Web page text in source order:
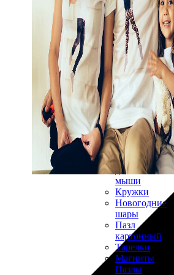
30х40
20х45
30х60
30х90
40х40
40х60
50х70
Пенокартон
Модульные
картины
ФотоПостеры
ФотоПодушки
Фотоcувениры
Значки
Коврик
для
мыши
Кружки
Новогодние
шары
Пазл
картонный
Тарелки
Магниты
Пазлы